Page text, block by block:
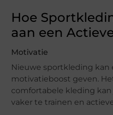
Hoe
aan een
Motivatie
Nieuwe sportkleding kan
motivatieboost geven.
comfortabele kleding
vaker te trainen en